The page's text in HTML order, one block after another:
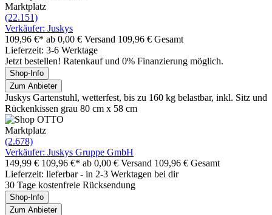
Marktplatz
(22.151)
Verkäufer: Juskys
109,96 €* ab 0,00 € Versand 109,96 € Gesamt
Lieferzeit: 3-6 Werktage
Jetzt bestellen! Ratenkauf und 0% Finanzierung möglich.
Shop-Info
Zum Anbieter
Juskys Gartenstuhl, wetterfest, bis zu 160 kg belastbar, inkl. Sitz und
Rückenkissen grau 80 cm x 58 cm
Marktplatz
(2.678)
Verkäufer: Juskys Gruppe GmbH
149,99 € 109,96 €* ab 0,00 € Versand 109,96 € Gesamt
Lieferzeit: lieferbar - in 2-3 Werktagen bei dir
30 Tage kostenfreie Rücksendung
Shop-Info
Zum Anbieter